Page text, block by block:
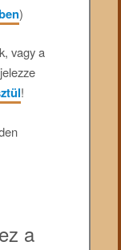
)
vagy a
!
a